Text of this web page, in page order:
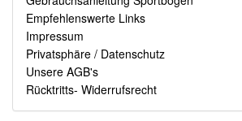
Empfehlenswerte Links
Impressum
Privatsphäre / Datenschutz
Unsere AGB's
Rücktritts- Widerrufsrecht